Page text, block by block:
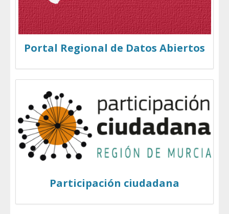
Portal Regional de Datos Abiertos
Participación ciudadana